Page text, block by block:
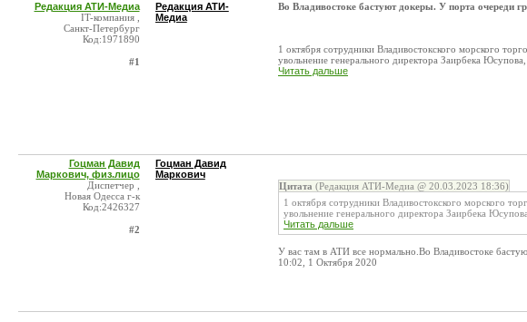
Редакция АТИ-Медиа
IT-компания ,
Санкт-Петербург
Код:1971890
#1
Редакция АТИ-
Медиа
Во Владивостоке бастуют докеры. У порта очереди
1 октября сотрудники Владивостокского морского
увольнение генерального директора Заирбека
Читать дальше
Гоцман Давид
Маркович, физ.лицо
Диспетчер ,
Новая Одесса г-к
Код:2426327
#2
Гоцман Давид
Маркович
Цитата (Редакция АТИ-Медиа @ 20.03.2023 18:36)
1 октября сотрудники Владивостокского морского
увольнение генерального директора Заирбека
Читать дальше
У вас там в АТИ все нормально.Во Владивостоке
10:02, 1 Октября 2020